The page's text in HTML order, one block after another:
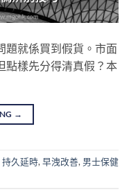
題就係買到假貨。市面
點樣先分得清真假？本
→
持久延時,早洩改善, 男士保健